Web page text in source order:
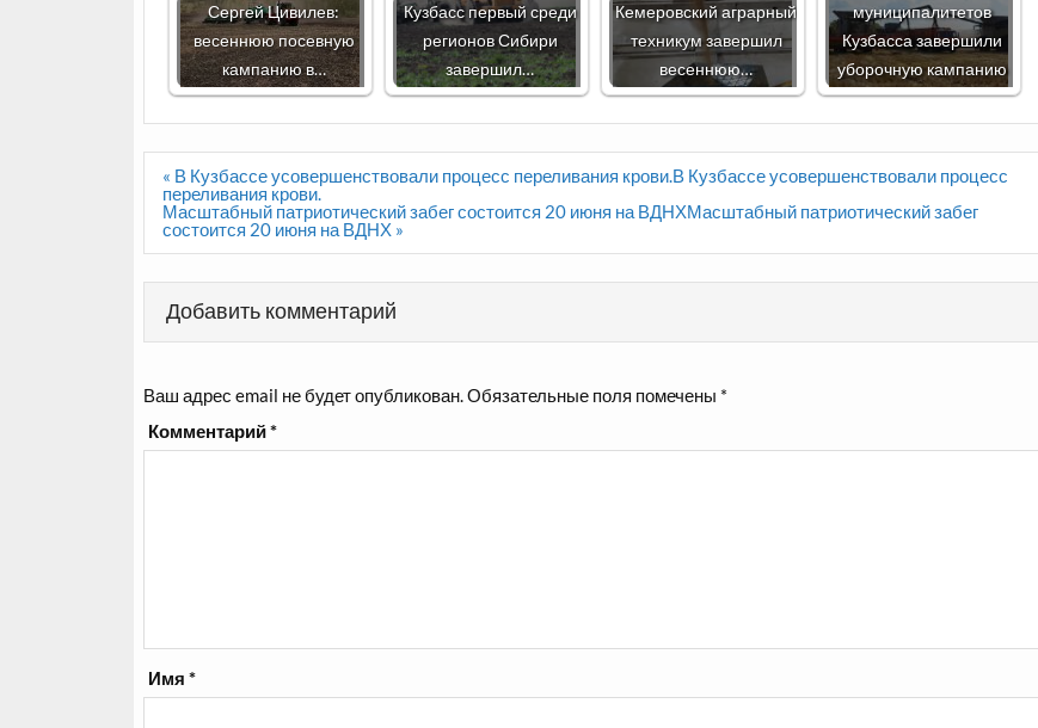
Сергей Цивилев:
весеннюю посевную
кампанию в…
Кузбасс первый среди
регионов Сибири
завершил…
Кемеровский аграрный
техникум завершил
весеннюю…
муниципалитетов
Кузбасса завершили
уборочную кампанию
Навигация
по
записям
« В Кузбассе усовершенствовали процесс переливания крови.В Кузбассе усовершенствовали процесс
переливания крови.
Масштабный патриотический забег состоится 20 июня на ВДНХМасштабный патриотический забег
состоится 20 июня на ВДНХ »
Добавить комментарий
Ваш адрес email не будет опубликован.Обязательные поля помечены *
Комментарий*
Имя*